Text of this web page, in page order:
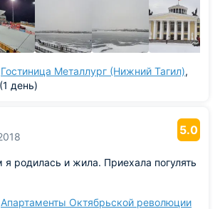
раз ездить в объезд по дороге в
Гостиница Металлург (Нижний Тагил),
день)
5.0
я родилась и жила. Приехала погулять
Апартаменты Октябрьской революции